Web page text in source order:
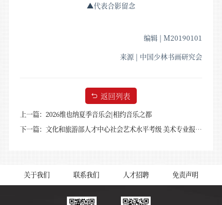
▲代表合影留念
编辑 | M20190101
来源 | 中国少林书画研究会
返回列表
上一篇：2026维也纳夏季音乐会|相约音乐之都
下一篇：文化和旅游部人才中心社会艺术水平考级 美术专业报考简章
关于我们 联系我们 人才招聘 免责声明